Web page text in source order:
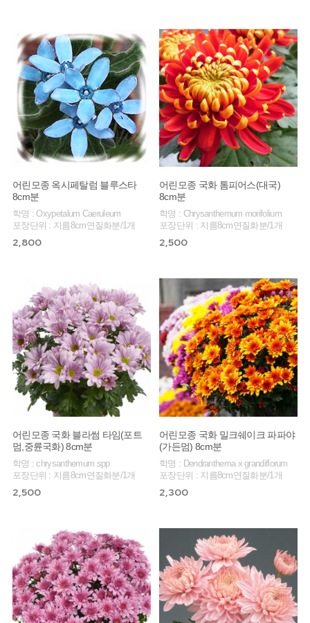
어린모종 옥시페탈럼 블루스타
8cm분
학명 : Oxypetalum Caeruleum
포장단위 : 지름8cm연질화분/1개
2,800
어린모종 국화 톰피어스(대국)
8cm분
학명 : Chrysanthemum morifolium
포장단위 : 지름8cm연질화분/1개
2,500
어린모종 국화 블라썸 타임(포트
멈,중륜국화) 8cm분
학명 : chrysanthemum spp
포장단위 : 지름8cm연질화분/1개
2,500
어린모종 국화 밀크쉐이크 파파야
(가든멈) 8cm분
학명 : Dendranthema x grandiflorum
포장단위 : 지름8cm연질화분/1개
2,300